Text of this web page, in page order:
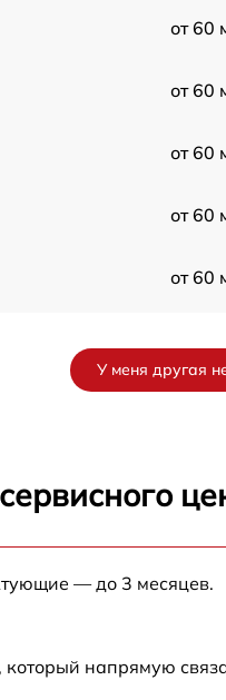
от 60
от 60
от 60
от 60
от 60
от 60
У меня другая
— до 3 месяцев.
напрямую